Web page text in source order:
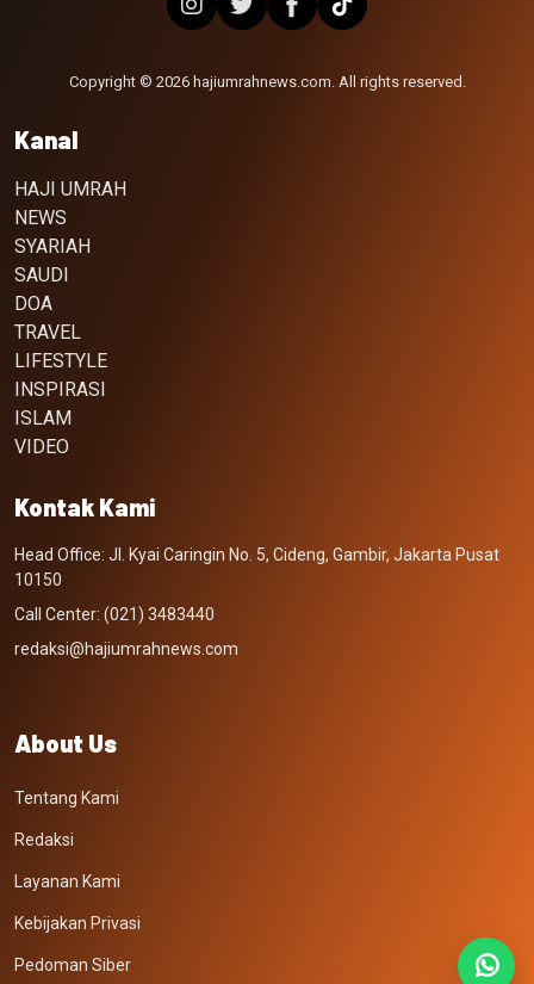
Copyright © 2026 hajiumrahnews.com. All rights reserved.
Kanal
HAJI UMRAH
NEWS
SYARIAH
SAUDI
DOA
TRAVEL
LIFESTYLE
INSPIRASI
ISLAM
VIDEO
Kontak Kami
Head Office: Jl. Kyai Caringin No. 5, Cideng, Gambir, Jakarta Pusat
10150
Call Center: (021) 3483440
redaksi@hajiumrahnews.com
About Us
Tentang Kami
Redaksi
Layanan Kami
Kebijakan Privasi
Pedoman Siber